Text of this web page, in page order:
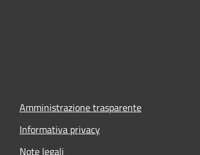
Amministrazione trasparente
Informativa privacy
Note legali